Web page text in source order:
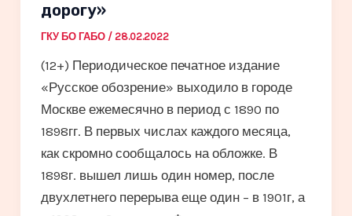
дорогу»
ГКУ БО ГАБО / 28.02.2022
(12+) Периодическое печатное издание
«Русское обозрение» выходило в городе
Москве ежемесячно в период с 1890 по
1898гг. В первых числах каждого месяца,
как скромно сообщалось на обложке. В
1898г. вышел лишь один номер, после
двухлетнего перерыва еще один – в 1901г, а